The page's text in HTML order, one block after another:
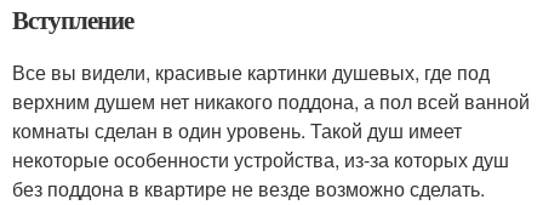
Вступление
Все вы видели, красивые картинки душевых, где под
верхним душем нет никакого поддона, а пол всей ванной
комнаты сделан в один уровень. Такой душ имеет
некоторые особенности устройства, из-за которых душ
без поддона в квартире не везде возможно сделать.